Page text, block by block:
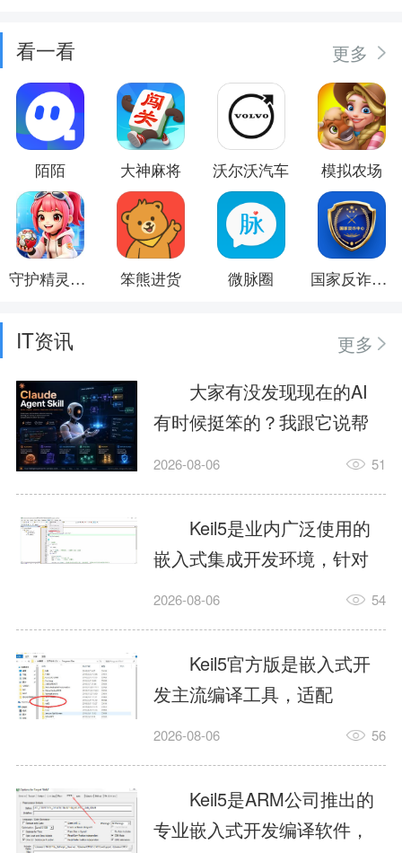
看一看 更多
陌陌 大神麻将 沃尔沃汽车 模拟农场
守护精灵奇迹 笨熊进货 微脉圈 国家反诈中心
IT资讯
更多
大家有没发现现在的AI
有时候挺笨的？我跟它说帮
我订个明天早上的闹钟，它
这样？因为AI，就是个只会
耍嘴皮子的书呆子。它脑子
里有海量知识，但没有真正
激发出来实力。而
AgentSkill，就是给AI大脑装
上的一双机械手，它真的能
解决很多问题。1什么是
AgentSkillSkill指...
2026-08-06 51
Keil5是业内广泛使用的
嵌入式集成开发环境，针对
ARM、51内核单片机提供编
力，代码编译稳定，调试工
具成熟，大量开源项目基于
该平台开发。新项目需要单
独下载对应芯片支持包，新
手配置难度较高，正版商业
授权费用不菲，未授权版本
存在程序容量限制，适合硬
2026-08-06 54
Keil5官方版是嵌入式开
发主流编译工具，适配
STM32、51单片机等多款芯
在线调试、代码仿真，兼容
众多厂商芯片安装包。软件
需要手动添加器件库，初次
2026-08-06 56
Keil5是ARM公司推出的
专业嵌入式开发编译软件，